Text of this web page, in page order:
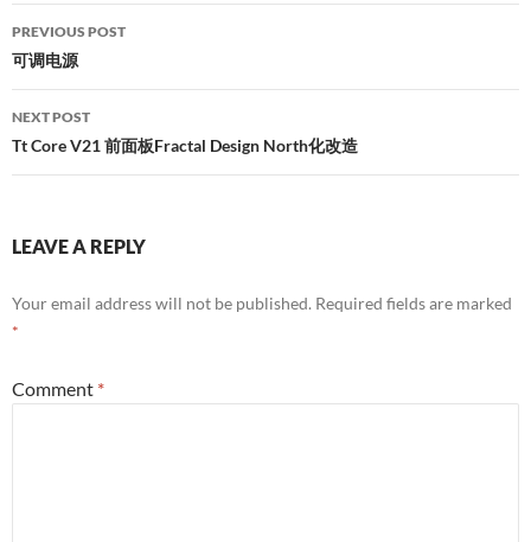
Post
navigation
PREVIOUS POST
可调电源
NEXT POST
Tt Core V21 前面板Fractal Design North化改造
LEAVE A REPLY
Your email address will not be published. Required fields are marked
*
Comment *